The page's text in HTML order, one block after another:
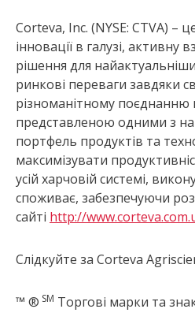
Corteva, Inc. (NYSE: CTVA) –
інновації в галузі,
рішення для
ринкові переваги завдяки
різноманітному поєднанню
представленою одними з
портфель продуктів та
максимізувати
усій харчовій системі,
споживає, забезпечуючи
сайті http://
Слідкуйте за Corteva
™ ® SM Торгові марки та